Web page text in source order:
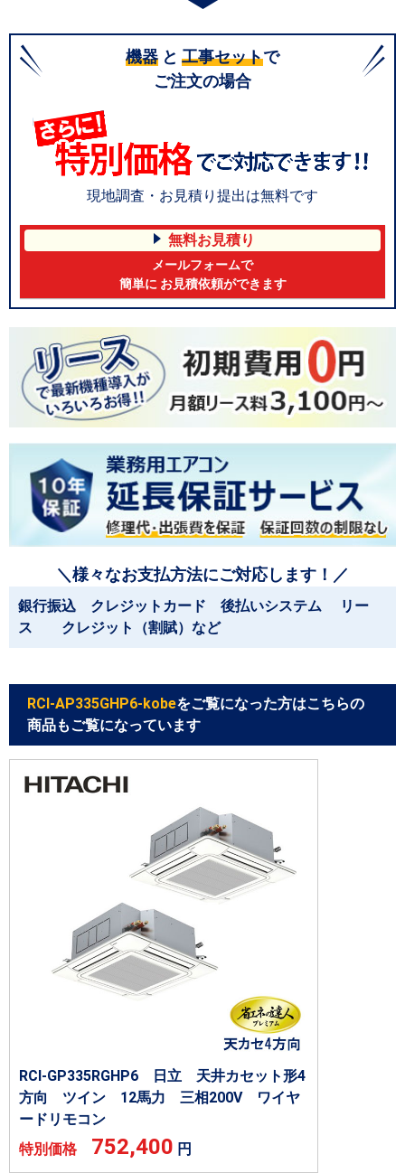
機器 と 工事セットで
ご注文の場合
現地調査・お見積り提出は無料です
無料お見積り
メールフォームで
簡単に お見積依頼ができます
＼様々なお支払方法にご対応します！／
銀行振込 クレジットカード 後払いシステム リー
ス クレジット（割賦）など
RCI-AP335GHP6-kobeをご覧になった方はこちらの
商品もご覧になっています
RCI-GP335RGHP6 日立 天井カセット形4
方向 ツイン 12馬力 三相200V ワイヤ
ードリモコン
特別価格 752,400 円